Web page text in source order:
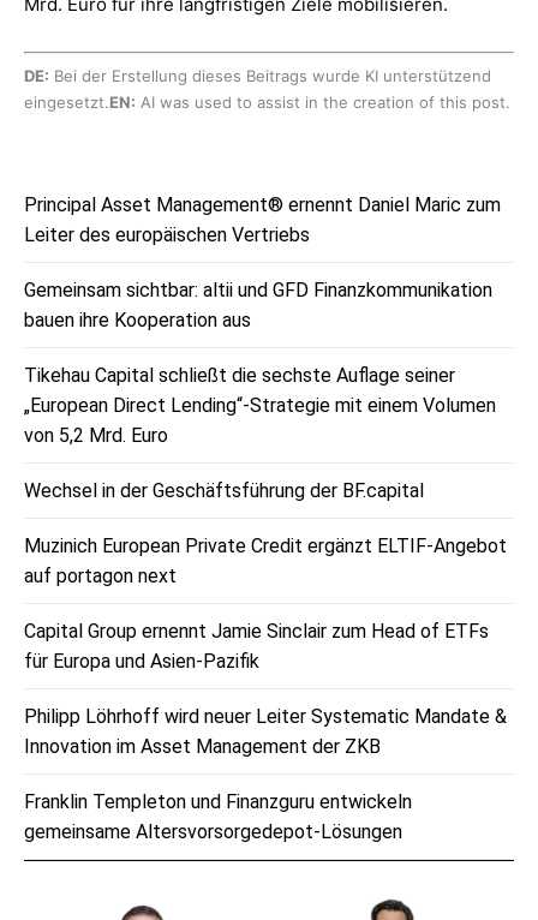
DE: Bei der Erstellung dieses Beitrags wurde KI unterstützend
eingesetzt.EN: AI was used to assist in the creation of this post.
Principal Asset Management® ernennt Daniel Maric zum
Leiter des europäischen Vertriebs
Gemeinsam sichtbar: altii und GFD Finanzkommunikation
bauen ihre Kooperation aus
Tikehau Capital schließt die sechste Auflage seiner
„European Direct Lending“-Strategie mit einem Volumen
von 5,2 Mrd. Euro
Wechsel in der Geschäftsführung der BF.capital
Muzinich European Private Credit ergänzt ELTIF-Angebot
auf portagon next
Capital Group ernennt Jamie Sinclair zum Head of ETFs
für Europa und Asien-Pazifik
Philipp Löhrhoff wird neuer Leiter Systematic Mandate &
Innovation im Asset Management der ZKB
Franklin Templeton und Finanzguru entwickeln
gemeinsame Altersvorsorgedepot-Lösungen